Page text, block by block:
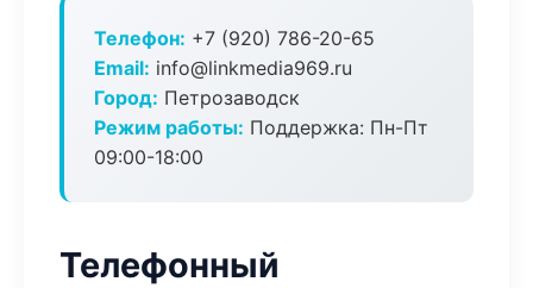
Телефон: +7 (920) 786-20-65
Email: info@linkmedia969.ru
Город: Петрозаводск
Режим работы: Поддержка: Пн-Пт
09:00-18:00
Телефонный